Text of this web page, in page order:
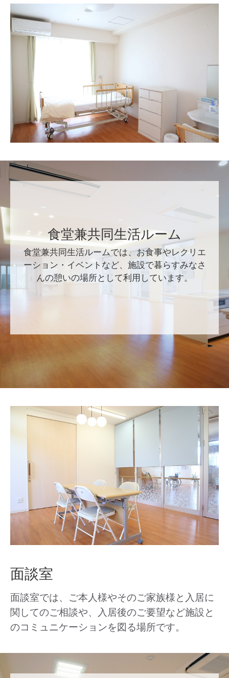
食堂兼共同生活ルーム
食堂兼共同生活ルームでは、お食事やレクリエ
ーション・イベントなど、施設で暮らすみなさ
んの憩いの場所として利用しています。
面談室
面談室では、ご本人様やそのご家族様と入居に
関してのご相談や、入居後のご要望など施設と
のコミュニケーションを図る場所です。